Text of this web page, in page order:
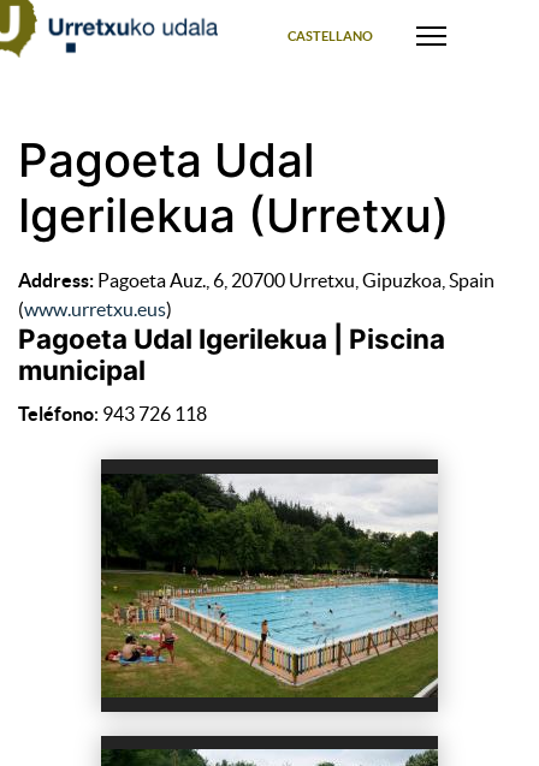
CASTELLANO
Pagoeta Udal
Igerilekua (Urretxu)
Address: Pagoeta Auz., 6, 20700 Urretxu, Gipuzkoa, Spain
(www.urretxu.eus)
Pagoeta Udal Igerilekua | Piscina
municipal
Teléfono: 943 726 118